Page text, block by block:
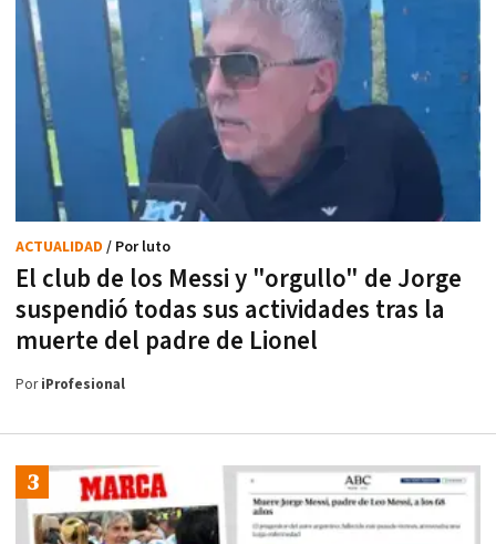
El club de los Messi y "orgullo" de Jorge
suspendió todas sus actividades tras la
muerte del padre de Lionel
ACTUALIDAD / Por luto
PoriProfesional